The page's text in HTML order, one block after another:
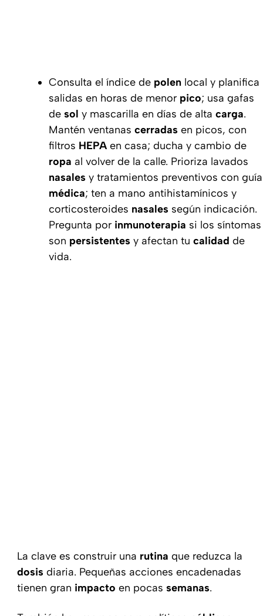
Consulta el índice de polen local y planifica
salidas en horas de menor pico; usa gafas
de sol y mascarilla en días de alta carga.
Mantén ventanas cerradas en picos, con
filtros HEPA en casa; ducha y cambio de
ropa al volver de la calle. Prioriza lavados
nasales y tratamientos preventivos con guía
médica; ten a mano antihistamínicos y
corticosteroides nasales según indicación.
Pregunta por inmunoterapia si los síntomas
son persistentes y afectan tu calidad de
vida.
La clave es construir una rutina que reduzca la
dosis diaria. Pequeñas acciones encadenadas
tienen gran impacto en pocas semanas.